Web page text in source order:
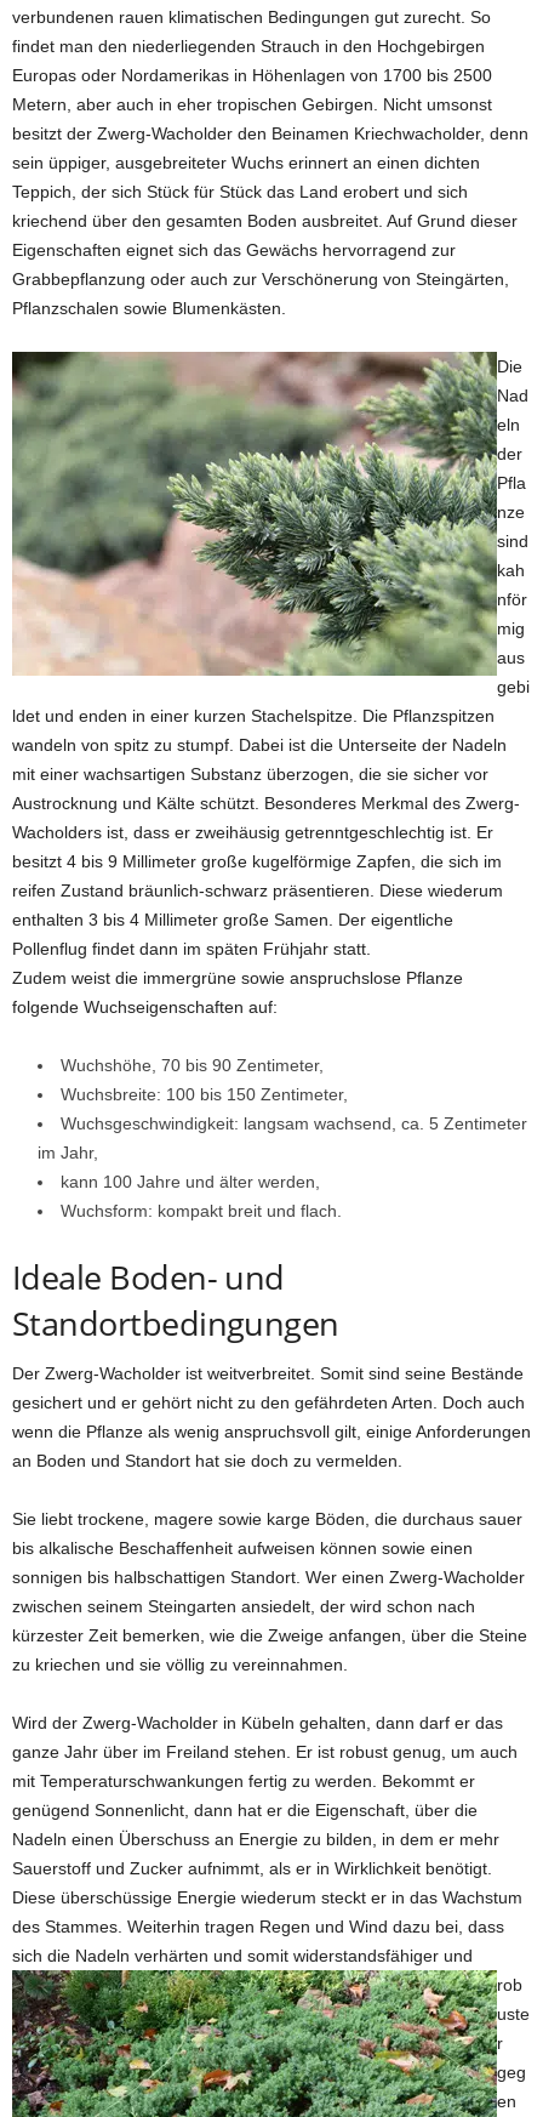
verbundenen rauen klimatischen Bedingungen gut zurecht. So
findet man den niederliegenden Strauch in den Hochgebirgen
Europas oder Nordamerikas in Höhenlagen von 1700 bis 2500
Metern, aber auch in eher tropischen Gebirgen. Nicht umsonst
besitzt der Zwerg-Wacholder den Beinamen Kriechwacholder, denn
sein üppiger, ausgebreiteter Wuchs erinnert an einen dichten
Teppich, der sich Stück für Stück das Land erobert und sich
kriechend über den gesamten Boden ausbreitet. Auf Grund dieser
Eigenschaften eignet sich das Gewächs hervorragend zur
Grabbepflanzung oder auch zur Verschönerung von Steingärten,
Pflanzschalen sowie Blumenkästen.
Die
Nad
eln
der
Pfla
nze
sind
kah
nför
mig
aus
gebi
ldet und enden in einer kurzen Stachelspitze. Die Pflanzspitzen
wandeln von spitz zu stumpf. Dabei ist die Unterseite der Nadeln
mit einer wachsartigen Substanz überzogen, die sie sicher vor
Austrocknung und Kälte schützt. Besonderes Merkmal des Zwerg-
Wacholders ist, dass er zweihäusig getrenntgeschlechtig ist. Er
besitzt 4 bis 9 Millimeter große kugelförmige Zapfen, die sich im
reifen Zustand bräunlich-schwarz präsentieren. Diese wiederum
enthalten 3 bis 4 Millimeter große Samen. Der eigentliche
Pollenflug findet dann im späten Frühjahr statt.
Zudem weist die immergrüne sowie anspruchslose Pflanze
folgende Wuchseigenschaften auf:
Wuchshöhe, 70 bis 90 Zentimeter,
Wuchsbreite: 100 bis 150 Zentimeter,
Wuchsgeschwindigkeit: langsam wachsend, ca. 5 Zentimeter
im Jahr,
kann 100 Jahre und älter werden,
Wuchsform: kompakt breit und flach.
Ideale Boden- und
Standortbedingungen
Der Zwerg-Wacholder ist weitverbreitet. Somit sind seine Bestände
gesichert und er gehört nicht zu den gefährdeten Arten. Doch auch
wenn die Pflanze als wenig anspruchsvoll gilt, einige Anforderungen
an Boden und Standort hat sie doch zu vermelden.
Sie liebt trockene, magere sowie karge Böden, die durchaus sauer
bis alkalische Beschaffenheit aufweisen können sowie einen
sonnigen bis halbschattigen Standort. Wer einen Zwerg-Wacholder
zwischen seinem Steingarten ansiedelt, der wird schon nach
kürzester Zeit bemerken, wie die Zweige anfangen, über die Steine
zu kriechen und sie völlig zu vereinnahmen.
Wird der Zwerg-Wacholder in Kübeln gehalten, dann darf er das
ganze Jahr über im Freiland stehen. Er ist robust genug, um auch
mit Temperaturschwankungen fertig zu werden. Bekommt er
genügend Sonnenlicht, dann hat er die Eigenschaft, über die
Nadeln einen Überschuss an Energie zu bilden, in dem er mehr
Sauerstoff und Zucker aufnimmt, als er in Wirklichkeit benötigt.
Diese überschüssige Energie wiederum steckt er in das Wachstum
des Stammes. Weiterhin tragen Regen und Wind dazu bei, dass
sich die Nadeln verhärten und somit widerstandsfähiger und
rob
uste
r
geg
en